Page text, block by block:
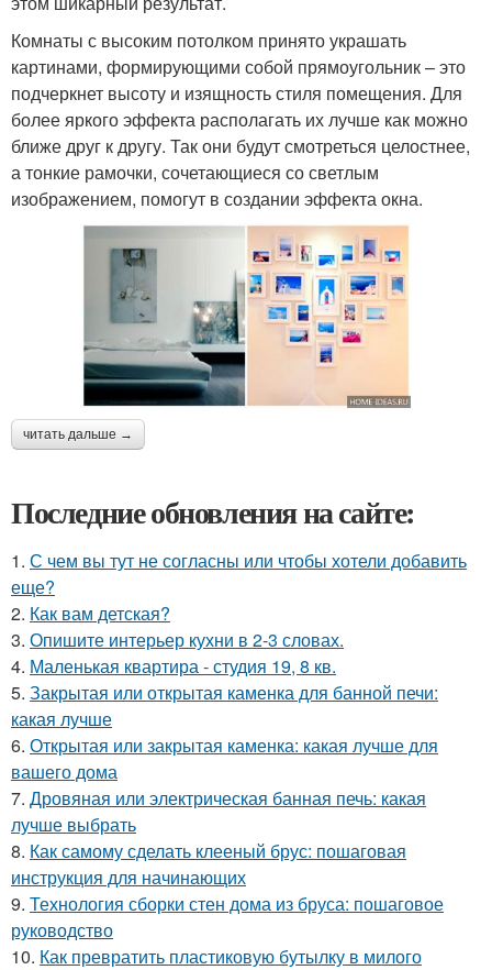
Комнаты с высоким потолком принято украшать
картинами, формирующими собой прямоугольник – это
подчеркнет высоту и изящность стиля помещения. Для
более яркого эффекта располагать их лучше как можно
ближе друг к другу. Так они будут смотреться целостнее,
а тонкие рамочки, сочетающиеся со светлым
изображением, помогут в создании эффекта окна.
читать дальше →
Последние обновления на сайте:
1. С чем вы тут не согласны или чтобы хотели добавить
еще?
2. Как вам детская?
3. Опишите интерьер кухни в 2-3 словах.
4. Маленькая квартира - студия 19, 8 кв.
5. Закрытая или открытая каменка для банной печи:
какая лучше
6. Открытая или закрытая каменка: какая лучше для
вашего дома
7. Дровяная или электрическая банная печь: какая
лучше выбрать
8. Как самому сделать клееный брус: пошаговая
инструкция для начинающих
9. Технология сборки стен дома из бруса: пошаговое
руководство
10. Как превратить пластиковую бутылку в милого